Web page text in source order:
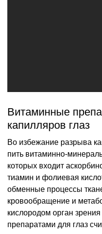
Витаминные
капилляров глаз
Во избежание разрыва
пить витаминно-
которых входит
тиамин и фолиевая
обменные процессы
кровообращение и
кислородом орган
препаратами для глаз